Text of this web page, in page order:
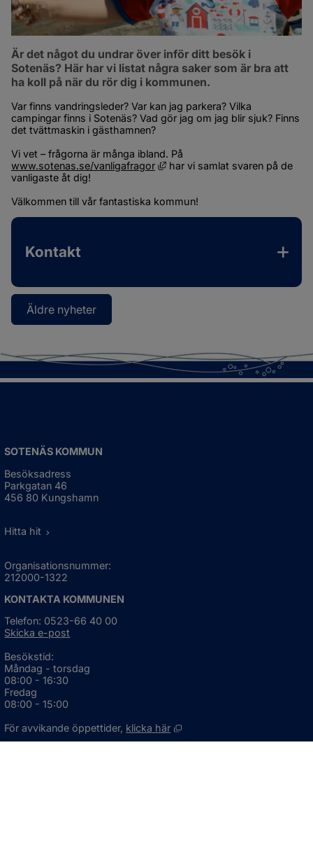
Är det något du undrar över inför ditt besök i
Sotenäs? Här har vi listat några saker som är bra att
ha koll på när du rör dig i kommunen.
Var finns vandringsleder? Var kan jag parkera? Vilka
campingar finns i Sotenäs? Vad gör jag om jag blir sjuk? Finns
det tvättmaskin i gästhamnen?
www.sotenas.se/vanligafragor
Länk till annan webbplats,
har vi samlat svaren på de
vanligaste åt dig!
Välkommen till vår fantastiska kommun!
Kontakt
Äldre nyheter
SOTENÄS KOMMUN
Besöksadress
Parkgatan 46
456 80 Kungshamn
Hitta hit
Organisationsnummer:
212000-1322
KONTAKTA KOMMUNEN
Telefon: 0523-66 40 00
Skicka e-post
Besökstid:
Måndag - torsdag
08:00 - 16:30
Fredag
08:00 - 15:00
För avvikande öppettider, klicka här
Öppnas i nytt fönster.